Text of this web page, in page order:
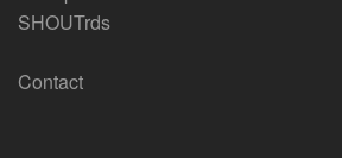
SHOUTrds
Contact